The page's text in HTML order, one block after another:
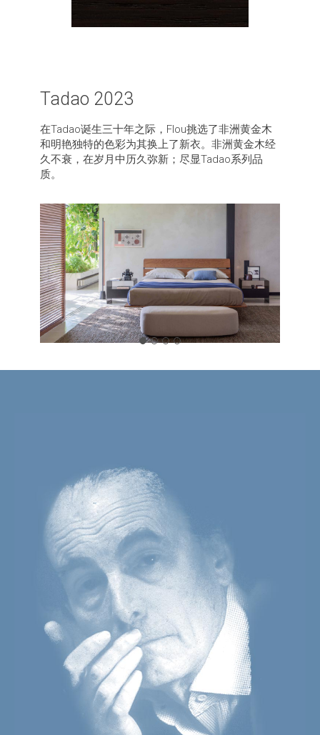
Tadao 2023
在Tadao诞生三十年之际，Flou挑选了非洲黄金木
和明艳独特的色彩为其换上了新衣。非洲黄金木经
久不衰，在岁月中历久弥新；尽显Tadao系列品
质。